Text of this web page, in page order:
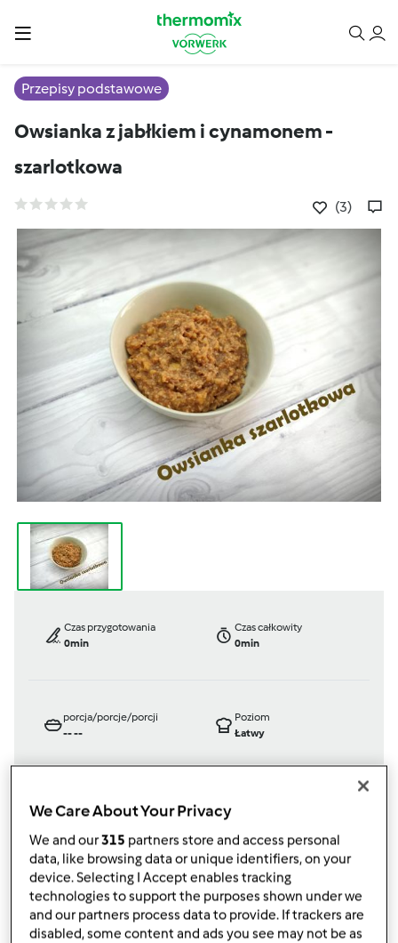
Przepisy podstawowe
Owsianka z jabłkiem i cynamonem -
szarlotkowa
(3)
Czas przygotowania
0min
Czas całkowity
0min
porcja/porcje/porcji
----
Poziom
Łatwy
TM 5
przezGość
opublikowany: 10/10/19
Dodaj do moich kolekcji
podziel się przepisem
We Care About Your Privacy
We and our315 partners store and access personal
data, like browsing data or unique identifiers, on your
device. Selecting I Accept enables tracking
technologies to support the purposes shown under we
and our partners process data to provide. If trackers are
disabled, some content and ads you see may not be as